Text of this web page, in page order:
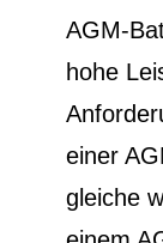
AGM-
hohe
einer
gleiche